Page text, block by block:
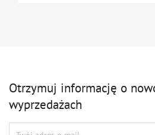
Otrzymuj informację o
wyprzedażach